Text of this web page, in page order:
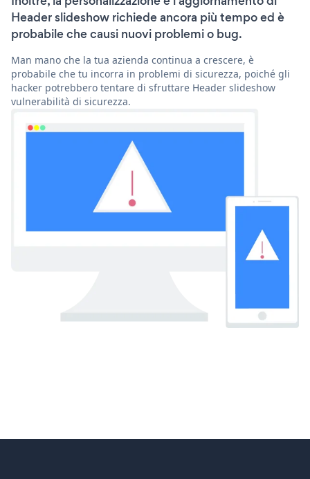
Header slideshow richiede ancora più tempo ed è
probabile che causi nuovi problemi o bug.
Man mano che la tua azienda continua a crescere, è
probabile che tu incorra in problemi di sicurezza, poiché gli
hacker potrebbero tentare di sfruttare Header slideshow
vulnerabilità di sicurezza.